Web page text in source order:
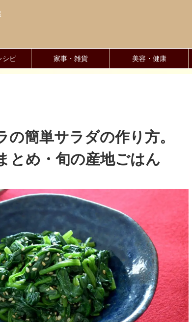
シピ 家事・雑貨 美容・健康
簡単サラダの作り方。
とめ・旬の産地ごはん